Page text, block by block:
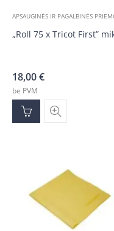
„Roll 75 x Tricot First”
18,00€
be PVM